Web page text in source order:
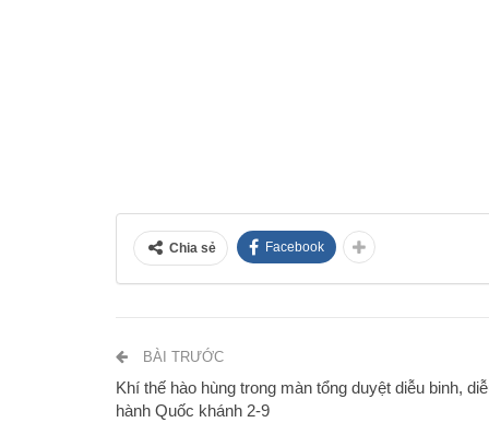
Chia sẻ Facebook
BÀI TRƯỚC
Khí thế hào hùng trong màn tổng duyệt diễu binh,
hành Quốc khánh 2-9